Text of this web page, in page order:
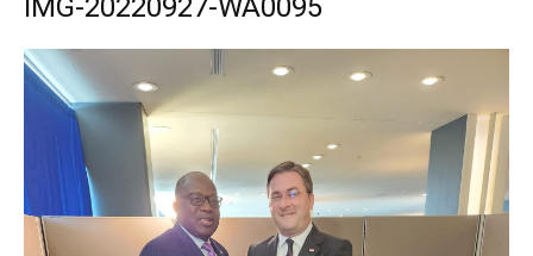
IMG-20220927-WA0095